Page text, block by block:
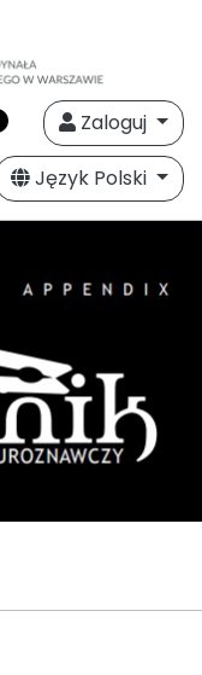
Zaloguj
Język Polski